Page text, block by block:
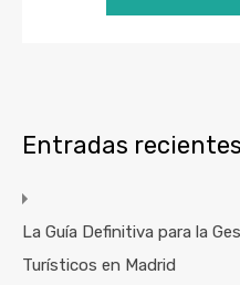
Entradas recientes
La Guía Definitiva para la
Turísticos en Madrid